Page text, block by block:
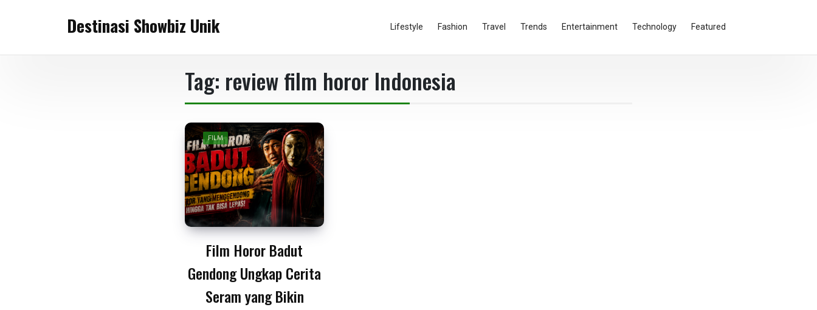
Destinasi Showbiz Unik Lifestyle Fashion Travel Trends Entertainment Technology Featured
Tag: review film horor Indonesia
FILM
Film Horor Badut
Gendong Ungkap Cerita
Seram yang Bikin